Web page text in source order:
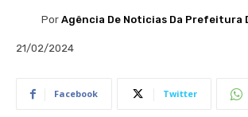
Por Agência De Noticias Da Prefeitura
21/02/2024
Facebook Twitter